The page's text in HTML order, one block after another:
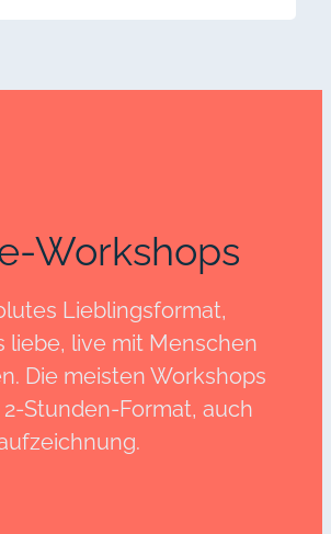
Workshops
Lieblingsformat,
liebe, live mit Menschen
Die meisten Workshops
Stunden-Format, auch